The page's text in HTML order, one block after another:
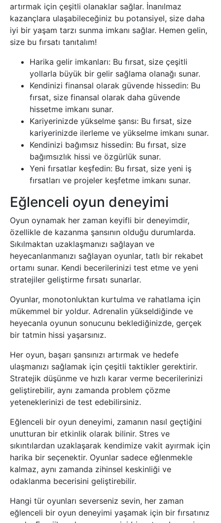
artırmak için çeşitli olanaklar sağlar. İnanılmaz
kazançlara ulaşabileceğiniz bu potansiyel, size daha
iyi bir yaşam tarzı sunma imkanı sağlar. Hemen gelin,
size bu fırsatı tanıtalım!
Harika gelir imkanları: Bu fırsat, size çeşitli
yollarla büyük bir gelir sağlama olanağı sunar.
Kendinizi finansal olarak güvende hissedin: Bu
fırsat, size finansal olarak daha güvende
hissetme imkanı sunar.
Kariyerinizde yükselme şansı: Bu fırsat, size
kariyerinizde ilerleme ve yükselme imkanı sunar.
Kendinizi bağımsız hissedin: Bu fırsat, size
bağımsızlık hissi ve özgürlük sunar.
Yeni fırsatlar keşfedin: Bu fırsat, size yeni iş
fırsatları ve projeler keşfetme imkanı sunar.
Eğlenceli oyun deneyimi
Oyun oynamak her zaman keyifli bir deneyimdir,
özellikle de kazanma şansının olduğu durumlarda.
Sıkılmaktan uzaklaşmanızı sağlayan ve
heyecanlanmanızı sağlayan oyunlar, tatlı bir rekabet
ortamı sunar. Kendi becerilerinizi test etme ve yeni
stratejiler geliştirme fırsatı sunarlar.
Oyunlar, monotonluktan kurtulma ve rahatlama için
mükemmel bir yoldur. Adrenalin yükseldiğinde ve
heyecanla oyunun sonucunu beklediğinizde, gerçek
bir tatmin hissi yaşarsınız.
Her oyun, başarı şansınızı artırmak ve hedefe
ulaşmanızı sağlamak için çeşitli taktikler gerektirir.
Stratejik düşünme ve hızlı karar verme becerilerinizi
geliştirebilir, aynı zamanda problem çözme
yeteneklerinizi de test edebilirsiniz.
Eğlenceli bir oyun deneyimi, zamanın nasıl geçtiğini
unutturan bir etkinlik olarak bilinir. Stres ve
sıkıntılardan uzaklaşarak kendimize vakit ayırmak için
harika bir seçenektir. Oyunlar sadece eğlenmekle
kalmaz, aynı zamanda zihinsel keskinliği ve
odaklanma becerisini geliştirebilir.
Hangi tür oyunları severseniz sevin, her zaman
eğlenceli bir oyun deneyimi yaşamak için bir fırsatınız